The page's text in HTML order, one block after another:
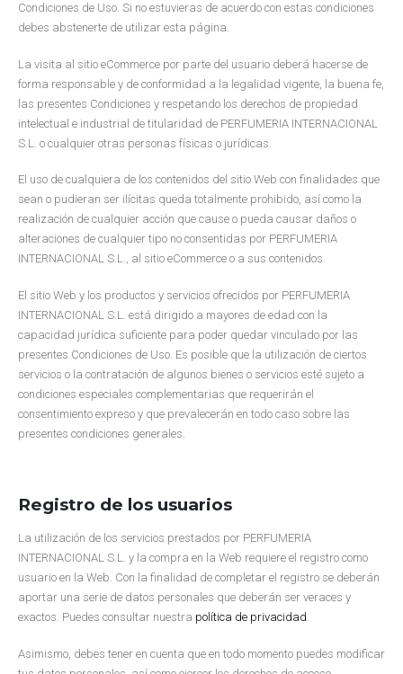
Condiciones de Uso. Si no estuvieras de acuerdo con estas condiciones
debes abstenerte de utilizar esta página.
La visita al sitio eCommerce por parte del usuario deberá hacerse de
forma responsable y de conformidad a la legalidad vigente, la buena fe,
las presentes Condiciones y respetando los derechos de propiedad
intelectual e industrial de titularidad de PERFUMERIA INTERNACIONAL
S.L. o cualquier otras personas físicas o jurídicas.
El uso de cualquiera de los contenidos del sitio Web con finalidades que
sean o pudieran ser ilícitas queda totalmente prohibido, así como la
realización de cualquier acción que cause o pueda causar daños o
alteraciones de cualquier tipo no consentidas por PERFUMERIA
INTERNACIONAL S.L., al sitio eCommerce o a sus contenidos.
El sitio Web y los productos y servicios ofrecidos por PERFUMERIA
INTERNACIONAL S.L. está dirigido a mayores de edad con la
capacidad jurídica suficiente para poder quedar vinculado por las
presentes Condiciones de Uso. Es posible que la utilización de ciertos
servicios o la contratación de algunos bienes o servicios esté sujeto a
condiciones especiales complementarias que requerirán el
consentimiento expreso y que prevalecerán en todo caso sobre las
presentes condiciones generales.
Registro de los usuarios
La utilización de los servicios prestados por PERFUMERIA
INTERNACIONAL S.L. y la compra en la Web requiere el registro como
usuario en la Web. Con la finalidad de completar el registro se deberán
aportar una serie de datos personales que deberán ser veraces y
exactos. Puedes consultar nuestra política de privacidad.
Asimismo, debes tener en cuenta que en todo momento puedes modificar